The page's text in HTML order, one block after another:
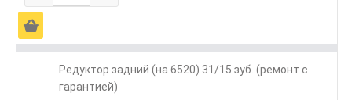
Ä
Редуктор задний (на 6520) 31/15 зуб. (ремонт с
гарантией)